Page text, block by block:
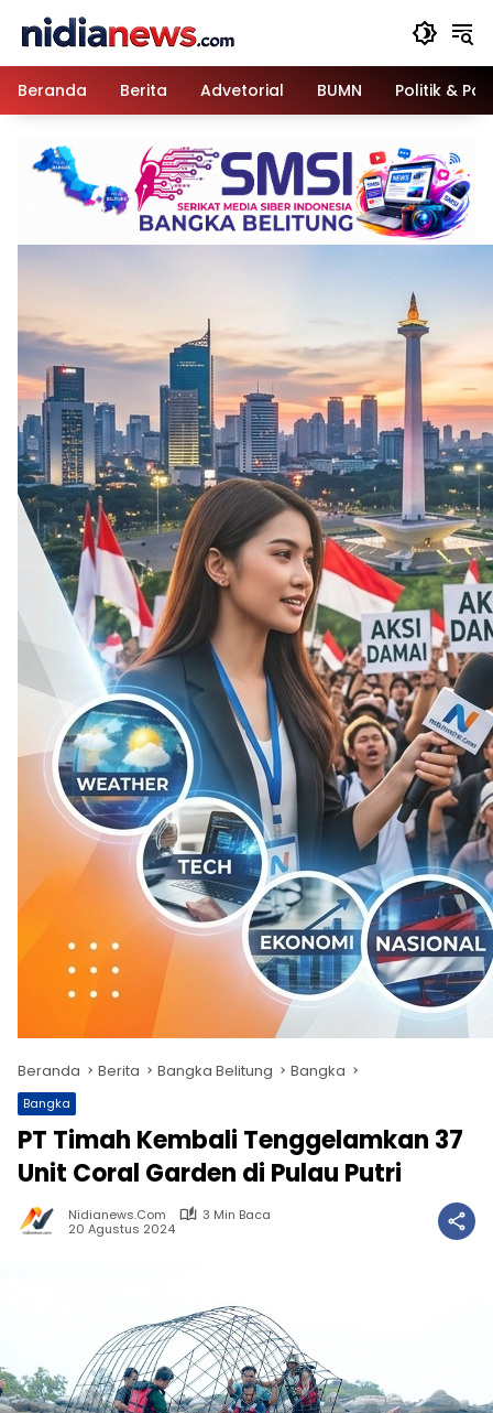
Beranda
Berita Advetorial BUMN Politik &
Beranda Berita Bangka Belitung Bangka
Bangka
PT Timah Kembali Tenggelamkan 37
Unit Coral Garden di Pulau Putri
Nidianews.com
3 Min Baca
20 Agustus 2024